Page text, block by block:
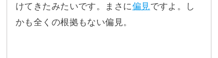
けてきたみたいです。まさに偏見ですよ。し
かも全くの根拠もない偏見。